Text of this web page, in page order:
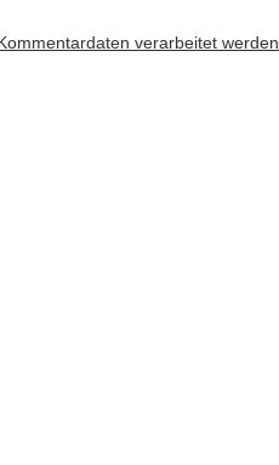
verarbeitet werden.